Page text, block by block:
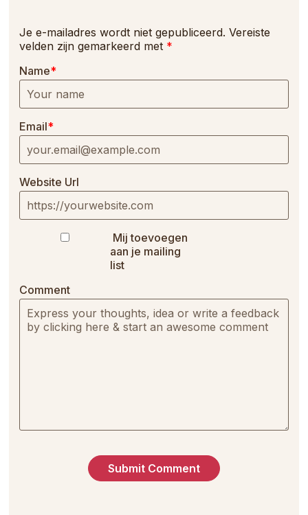
Je e-mailadres wordt niet gepubliceerd. Vereiste
velden zijn gemarkeerd met *
Comment
Name*
Email*
Website Url
Mij toevoegen
aan je mailing
list